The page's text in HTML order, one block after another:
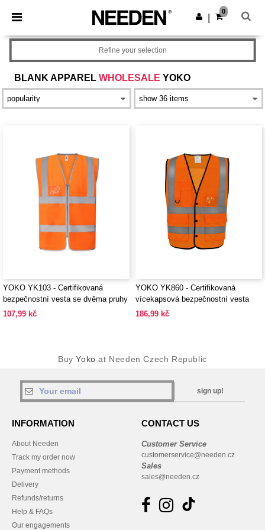
× Aplikace Needen
Lepší ceny v aplikaci!
Stáhnout app
0
BLANK APPAREL WHOLESALE YOKO
Refine your selection
YOKO YK103 - Certifikovaná
bezpečnostní vesta se dvěma pruhy
107,99 kč
YOKO YK860 - Certifikovaná
vícekapsová bezpečnostní vesta
186,99 kč
BuyYoko at Needen Czech Republic
sign up!
INFORMATION
About Needen
Track my order now
Payment methods
Delivery
Refunds/returns
Help & FAQs
Our engagements
CONTACT US
Customer Service
customerservice@needen.cz
Sales
sales@needen.cz